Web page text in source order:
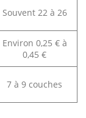
Souvent 22 à 26
Environ 0,25 € à
0,45 €
7 à 9 couches